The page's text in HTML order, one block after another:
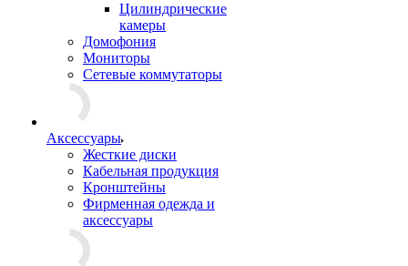
Цилиндрические
камеры
Домофония
Мониторы
Сетевые коммутаторы
Аксессуары
Жесткие диски
Кабельная продукция
Кронштейны
Фирменная одежда и
аксессуары